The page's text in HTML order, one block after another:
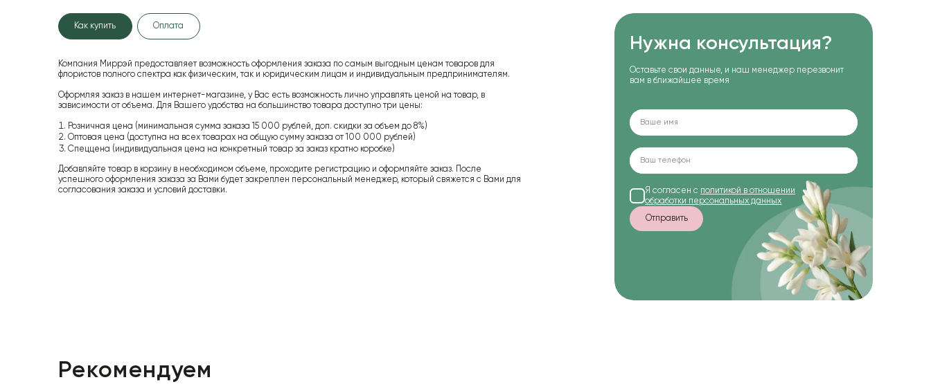
Как купить Оплата
Компания Миррэй предоставляет возможность оформления заказа по самым выгодным ценам товаров для
флористов полного спектра как физическим, так и юридическим лицам и индивидуальным предпринимателям.
Оформляя заказ в нашем интернет-магазине, у Вас есть возможность лично управлять ценой на товар, в
зависимости от объема. Для Вашего удобства на большинство товара доступно три цены:
Розничная цена (минимальная сумма заказа 15 000 рублей, доп. скидки за объем до 8%)
Оптовая цена (доступна на всех товарах на общую сумму заказа от 100 000 рублей)
Спеццена (индивидуальная цена на конкретный товар за заказ кратно коробке)
Добавляйте товар в корзину в необходимом объеме, проходите регистрацию и оформляйте заказ. После
успешного оформления заказа за Вами будет закреплен персональный менеджер, который свяжется с Вами для
согласования заказа и условий доставки.
Нужна консультация?
Оставьте свои данные, и наш менеджер перезвонит
вам в ближайшее время
Я согласен с политикой в отношении
обработки персональных данных
Отправить
Рекомендуем